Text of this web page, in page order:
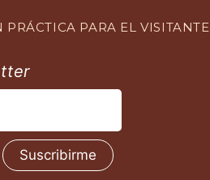
PARA EL VISITANTE